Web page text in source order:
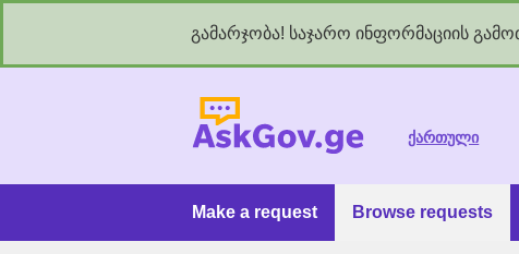
გამარჯობა! საჯარო ინფორმაციის
ქართული
Make a request Browse requests